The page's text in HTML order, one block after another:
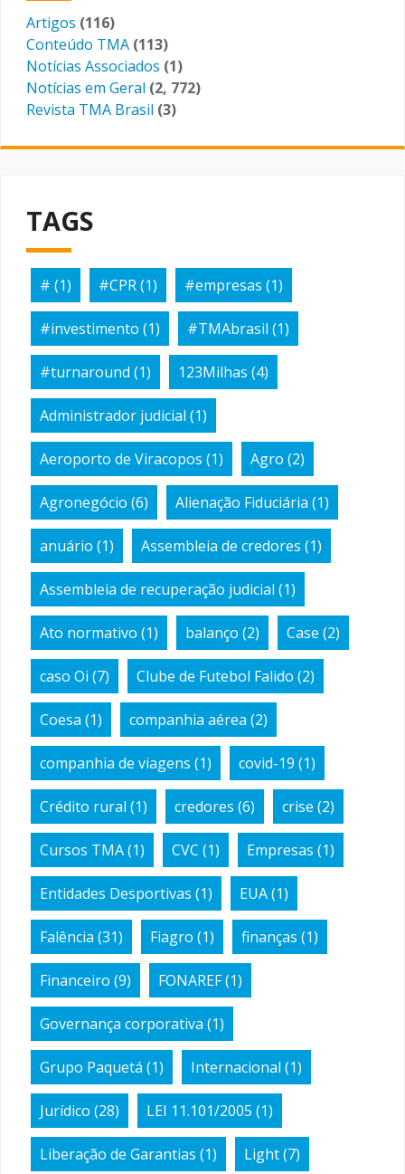
Artigos (116)
Conteúdo TMA (113)
Notícias Associados (1)
Notícias em Geral (2, 772)
Revista TMA Brasil (3)
TAGS
# (1) #CPR(1) #empresas (1)
#investimento (1) #TMAbrasil (1)
#turnaround (1) 123Milhas (4)
Administrador judicial (1)
Aeroporto de Viracopos (1) Agro (2)
Agronegócio (6) Alienação Fiduciária (1)
anuário (1) Assembleia de credores (1)
Assembleia de recuperação judicial (1)
Ato normativo (1) balanço (2) Case (2)
caso Oi (7) Clube de Futebol Falido (2)
Coesa (1) companhia aérea (2)
companhia de viagens (1) covid-19 (1)
Crédito rural (1) credores (6) crise (2)
Cursos TMA(1) CVC (1) Empresas (1)
Entidades Desportivas (1) EUA(1)
Falência (31) Fiagro (1) finanças (1)
Financeiro (9) FONAREF(1)
Governança corporativa (1)
Grupo Paquetá (1) Internacional (1)
Jurídico (28) LEI 11.101/2005 (1)
Liberação de Garantias (1) Light(7)